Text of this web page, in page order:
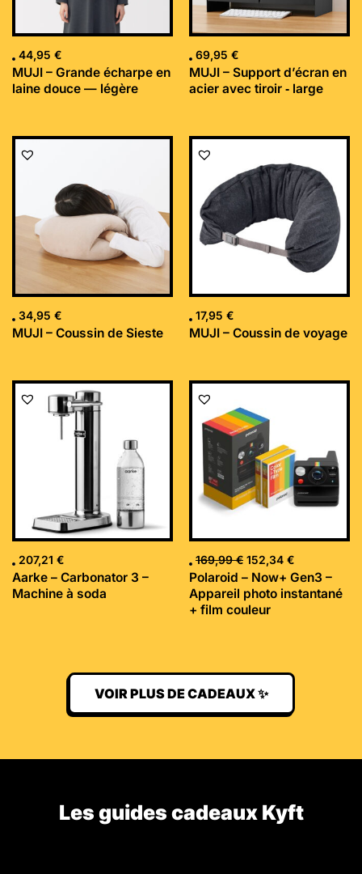
44,95 €
MUJI – Grande écharpe en
laine douce — légère
69,95 €
MUJI – Support d’écran en
acier avec tiroir ‐ large
34,95 €
MUJI – Coussin de Sieste
17,95 €
MUJI – Coussin de voyage
207,21 €
Aarke – Carbonator 3 –
Machine à soda
169,99€
Le
initial
était :
169,99 €.
152,34 €
Le
Polaroid – Now+ Gen3 –
Appareil photo instantané
+ film couleur
VOIR PLUS DE CADEAUX ✨
Les guides cadeaux Kyft​